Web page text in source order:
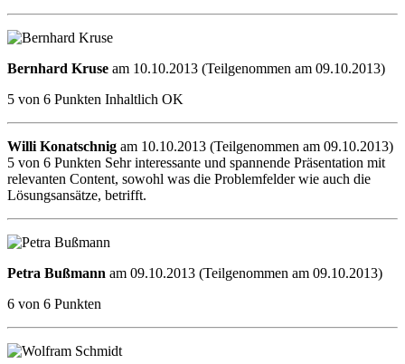
Bernhard Kruse am 10.10.2013 (Teilgenommen am 09.10.2013)
5 von 6 Punkten Inhaltlich OK
Willi Konatschnig am 10.10.2013 (Teilgenommen am 09.10.2013)
5 von 6 Punkten Sehr interessante und spannende Präsentation mit
relevanten Content, sowohl was die Problemfelder wie auch die
Lösungsansätze, betrifft.
Petra Bußmann am 09.10.2013 (Teilgenommen am 09.10.2013)
6 von 6 Punkten